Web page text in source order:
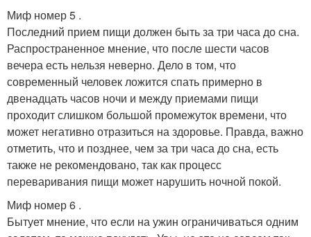
Миф номер 5 .
Последний прием пищи должен быть за три часа до сна.
Распространенное мнение, что после шести часов
вечера есть нельзя неверно. Дело в том, что
современный человек ложится спать примерно в
двенадцать часов ночи и между приемами пищи
проходит слишком большой промежуток времени, что
может негативно отразиться на здоровье. Правда, важно
отметить, что и позднее, чем за три часа до сна, есть
также не рекомендовано, так как процесс
переваривания пищи может нарушить ночной покой.
Миф номер 6 .
Бытует мнение, что если на ужин ограничиваться одним